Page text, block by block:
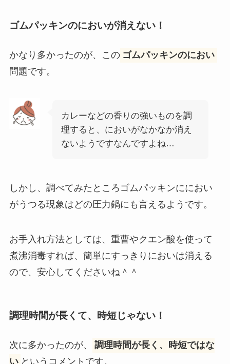
ゴムパッキンのにおいが消えない！
かなり多かったのが、この ゴムパッキンのにおい
問題です。
カレーなどの香りの強いものを調
理すると、においがなかなか消え
ないようですなんですよね…
しかし、調べてみたところゴムパッキンににおい
がうつる現象はどの圧力鍋にも言えるようです。
お手入れ方法としては、重曹やクエン酸を使って
煮沸消毒すれば、簡単にすっきりにおいは消える
ので、安心してくださいね＾＾
調理時間が長くて、時短じゃない！
次に多かったのが、
調理時間が長く、時短ではな
い というコメントです。